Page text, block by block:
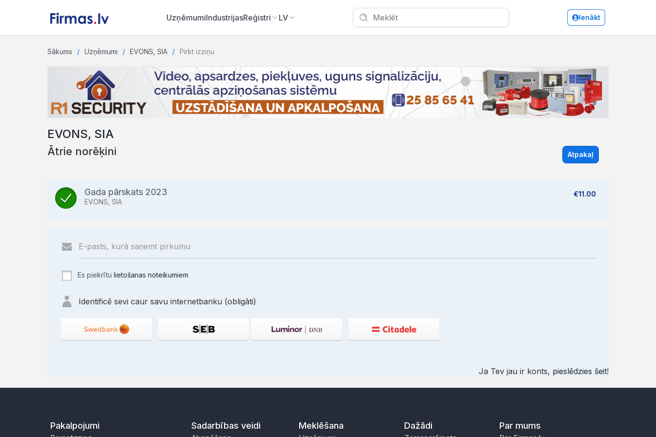
UzņēmumiIndustrijasReģistri LV Ienākt
Sākums Uzņēmumi EVONS, SIA Pirkt izziņu
EVONS, SIA
Ātrie norēķini Atpakaļ
Gada pārskats 2023
EVONS, SIA
€11.00
Es piekrītu lietošanas noteikumiem
Identificē sevi caur savu internetbanku (obligāti)
Ja Tev jau ir konts, pieslēdzies šeit!
Pakalpojumi Sadarbības veidi Meklēšana Dažādi Par mums